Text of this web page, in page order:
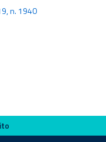
n. 1940